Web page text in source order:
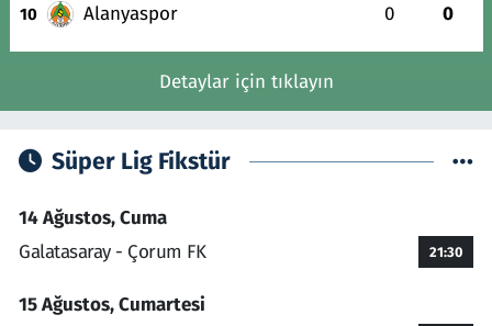
10 Alanyaspor 0 0
Detaylar için tıklayın
Süper Lig Fikstür
14 Ağustos, Cuma
Galatasaray - Çorum FK
21:30
15 Ağustos, Cumartesi